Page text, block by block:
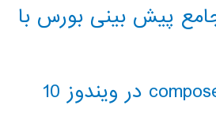
پیش بینی بورس با